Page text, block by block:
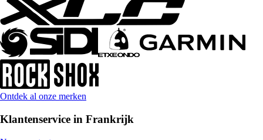
Ontdek al onze merken
Klantenservice in Frankrijk